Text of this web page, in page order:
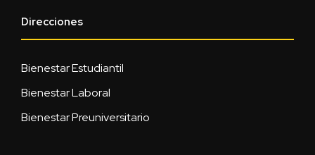
Direcciones
Bienestar Estudiantil
Bienestar Laboral
Bienestar Preuniversitario